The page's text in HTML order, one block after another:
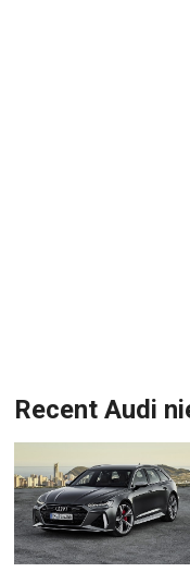
Recent Audi